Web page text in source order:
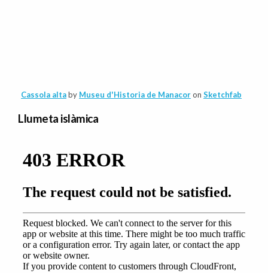
Cassola altaby Museu d'Historia de Manacoron Sketchfab
Llumeta islàmica